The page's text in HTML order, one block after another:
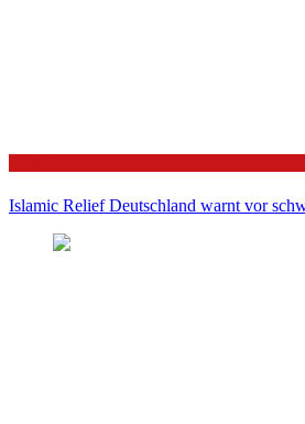
Islamic Relief Deutschland warnt vor